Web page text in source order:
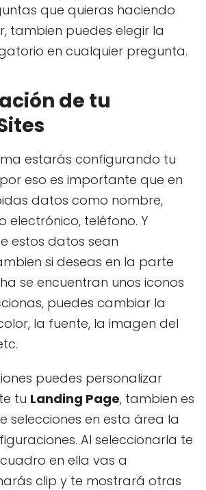
que quieras haciendo
tambien puedes elegir la
en cualquier pregunta.
de tu
estarás configurando tu
eso es importante que en
datos como nombre,
electrónico, teléfono. Y
estos datos sean
si deseas en la parte
se encuentran unos iconos
puedes cambiar la
la fuente, la imagen del
puedes personalizar
tu Landing Page, tambien es
selecciones en esta área la
Al seleccionarla te
en ella vas a
clip y te mostrará otras